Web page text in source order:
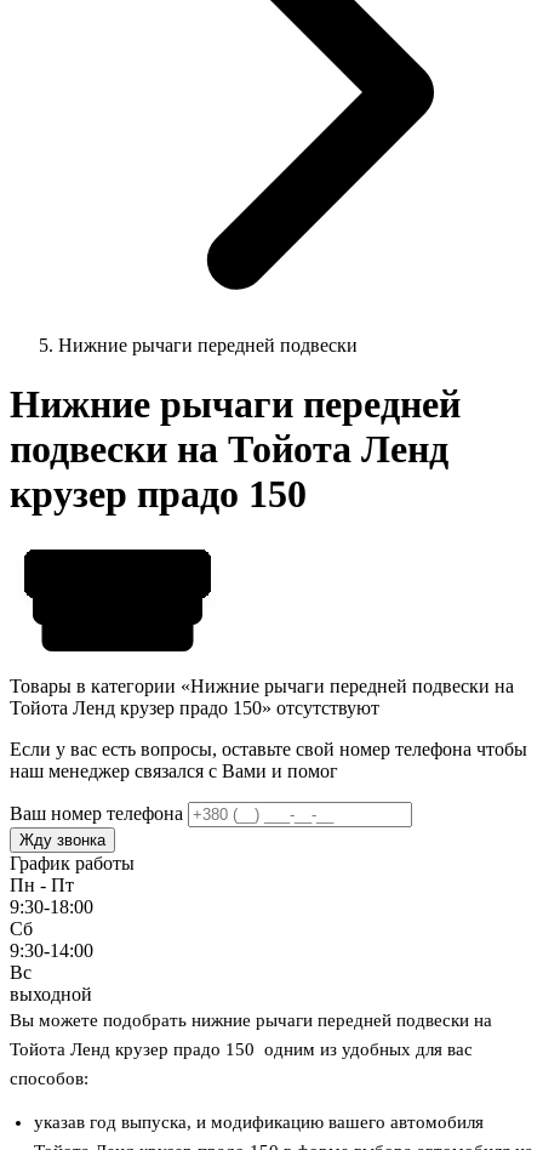
Нижние рычаги передней подвески
Нижние рычаги передней
подвески на Тойота Ленд
крузер прадо 150
Товары в категории «Нижние рычаги передней подвески на
Тойота Ленд крузер прадо 150» отсутствуют
Если у вас есть вопросы, оставьте свой номер телефона чтобы
наш менеджер связался с Вами и помог
Ваш номер телефона
Жду звонка
График работы
Пн - Пт
9:30-18:00
Сб
9:30-14:00
Вс
выходной
Вы можете подобрать нижние рычаги передней подвески на
Тойота Ленд крузер прадо 150 одним из удобных для вас
способов:
указав год выпуска, и модификацию вашего автомобиля